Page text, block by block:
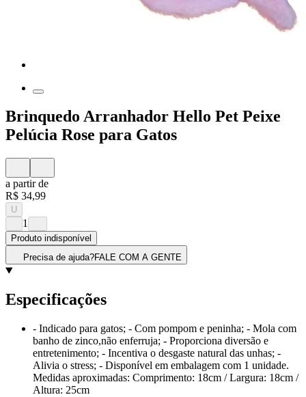
Brinquedo Arranhador Hello Pet Peixe
Pelúcia Rose para Gatos
a partir de
R$ 34,99
U
1
Produto indisponível
Precisa de ajuda?FALE COM A GENTE
Especificações
- Indicado para gatos; - Com pompom e peninha; - Mola com
banho de zinco,não enferruja; - Proporciona diversão e
entretenimento; - Incentiva o desgaste natural das unhas; -
Alivia o stress; - Disponível em embalagem com 1 unidade.
Medidas aproximadas: Comprimento: 18cm / Largura: 18cm /
Altura: 25cm